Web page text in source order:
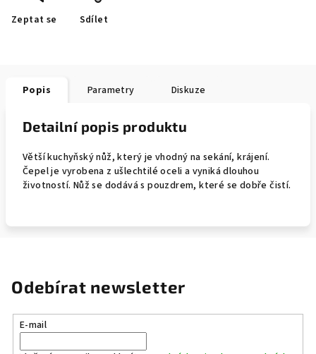
Zeptat se Sdílet
Popis Parametry Diskuze
Detailní popis produktu
Větší kuchyňský nůž, který je vhodný na sekání, krájení.
Čepel je vyrobena z ušlechtilé oceli a vyniká dlouhou
životností. Nůž se dodává s pouzdrem, které se dobře čistí.
Odebírat newsletter
E-mail